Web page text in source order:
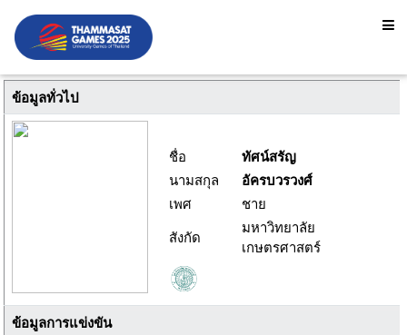
ข้อมูลทั่วไป
ชื่อ
ทัศน์สรัญ
นามสกุล
อัครบวรวงศ์
เพศ
ชาย
สังกัด
มหาวิทยาลัย
เกษตรศาสตร์
ข้อมูลการแข่งขัน